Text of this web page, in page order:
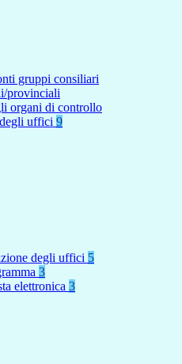
gruppi consiliari
provinciali
organi di controllo
uffici 9
degli uffici 5
3
elettronica 3